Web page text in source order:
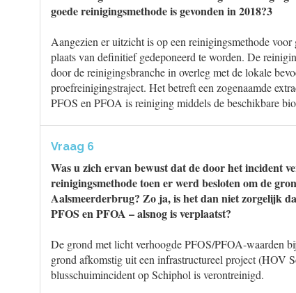
goede reinigingsmethode is gevonden in 2018?3
Aangezien er uitzicht is op een reinigingsmethode
plaats van definitief gedeponeerd te worden. De
door de reinigingsbranche in overleg met de lokale
proefreinigingstraject. Het betreft een zogenaamde
PFOS en PFOA is reiniging middels de beschikbare
Vraag 6
Was u zich ervan bewust dat de door het incident
reinigingsmethode toen er werd besloten om de
Aalsmeerderbrug? Zo ja, is het dan niet zorgelijk
PFOS en PFOA – alsnog is verplaatst?
De grond met licht verhoogde PFOS/PFOA-waarden
grond afkomstig uit een infrastructureel project (HOV
blusschuimincident op Schiphol is verontreinigd.